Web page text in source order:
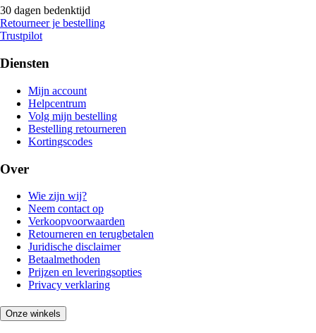
30 dagen bedenktijd
Retourneer je bestelling
Trustpilot
Diensten
Mijn account
Helpcentrum
Volg mijn bestelling
Bestelling retourneren
Kortingscodes
Over
Wie zijn wij?
Neem contact op
Verkoopvoorwaarden
Retourneren en terugbetalen
Juridische disclaimer
Betaalmethoden
Prijzen en leveringsopties
Privacy verklaring
Onze winkels